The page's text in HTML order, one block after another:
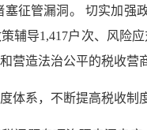
征管漏洞。 切实加强
辅导1,417户次、风险
营造法治公平的税收营
体系，不断提高税收制